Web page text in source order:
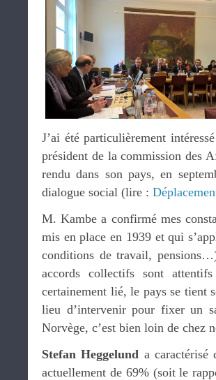
J’ai été particulièrement
président de la commission des
rendu dans son pays, en
dialogue social (lire :
M. Kambe a confirmé mes
mis en place en 1939 et qui
conditions de travail,
accords collectifs sont
certainement lié, le pays se tient
lieu d’intervenir pour fixer un
Norvège, c’est bien loin de chez
Stefan Heggelund a caractérisé
actuellement de 69% (soit le